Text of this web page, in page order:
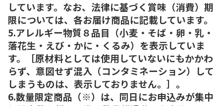
しています。なお、法律に基づく賞味（消費）期
限については、各お届け商品に記載しています。
5.アレルギー物質８品目（小麦・そば・卵・乳・
落花生・えび・かに・くるみ）を表示していま
す。［原材料としては使用していないにもかかわ
らず、意図せず混入（コンタミネーション）して
しまうものは、表示しておりません。］。
6.数量限定商品（※）は、同日にお申込みが集中